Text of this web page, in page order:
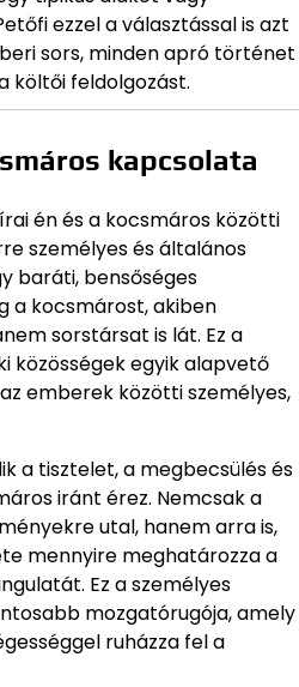
ezzel a választással is azt
sors, minden apró történet
költői feldolgozást.
kapcsolata
én és a kocsmáros közötti
személyes és általános
baráti, bensőséges
a kocsmárost, akiben
sorstársat is lát. Ez a
közösségek egyik alapvető
emberek közötti személyes,
a tisztelet, a megbecsülés és
iránt érez. Nemcsak a
utal, hanem arra is,
mennyire meghatározza a
Ez a személyes
mozgatórugója, amely
ruházza fel a